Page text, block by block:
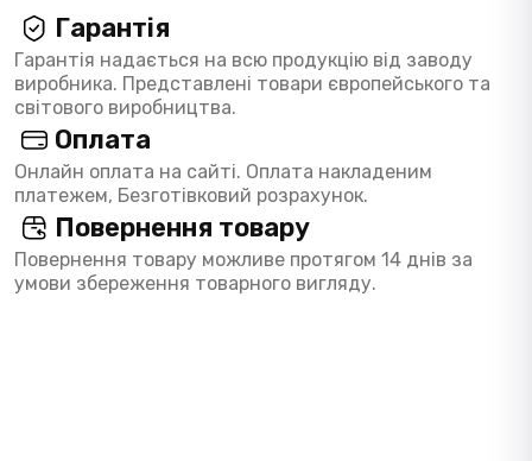
Гарантія
Гарантія надається на всю продукцію від заводу
виробника. Представлені товари європейського та
світового виробництва.
Оплата
Онлайн оплата на сайті. Оплата накладеним
платежем, Безготівковий розрахунок.
Повернення товару
Повернення товару можливе протягом 14 днів за
умови збереження товарного вигляду.